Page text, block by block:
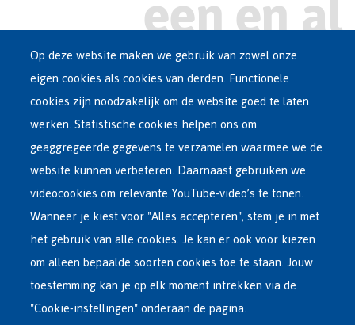
Main
Dutch
Menu
ASIEL IN BELGIË
OPVANGNETWERK
VRIJWILLIGE TERUGKEER
INTERNATIONAAL
OVER FEDASIL
Op deze website maken we gebruik van zowel onze
eigen cookies als cookies van derden. Functionele
cookies zijn noodzakelijk om de website goed te laten
werken. Statistische cookies helpen ons om
geaggregeerde gegevens te verzamelen waarmee we de
website kunnen verbeteren. Daarnaast gebruiken we
videocookies om relevante YouTube-video’s te tonen.
Wanneer je kiest voor "Alles accepteren", stem je in met
het gebruik van alle cookies. Je kan er ook voor kiezen
om alleen bepaalde soorten cookies toe te staan. Jouw
toestemming kan je op elk moment intrekken via de
"Cookie-instellingen" onderaan de pagina.